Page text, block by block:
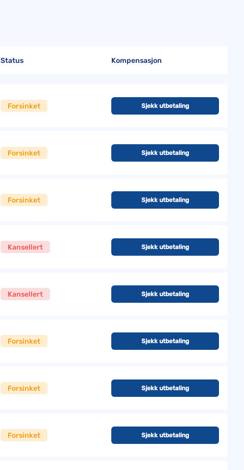
Status Kompensasjon
Forsinket Sjekk utbetaling
Forsinket Sjekk utbetaling
Forsinket Sjekk utbetaling
Kansellert Sjekk utbetaling
Kansellert Sjekk utbetaling
Forsinket Sjekk utbetaling
Forsinket Sjekk utbetaling
Forsinket Sjekk utbetaling